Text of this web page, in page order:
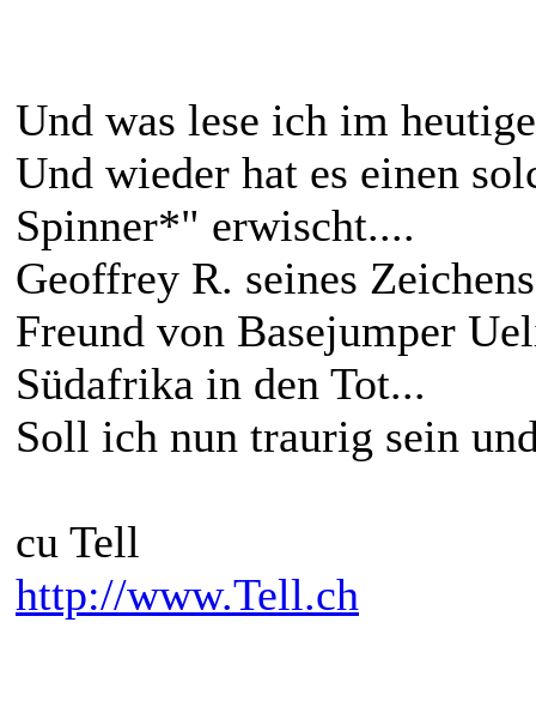
Und was lese ich im
Und wieder hat es einen
Spinner*" erwischt....
Geoffrey R. seines
Freund von Basejumper
Südafrika in den Tot...
Soll ich nun traurig sein
cu Tell
http://www.Tell.ch